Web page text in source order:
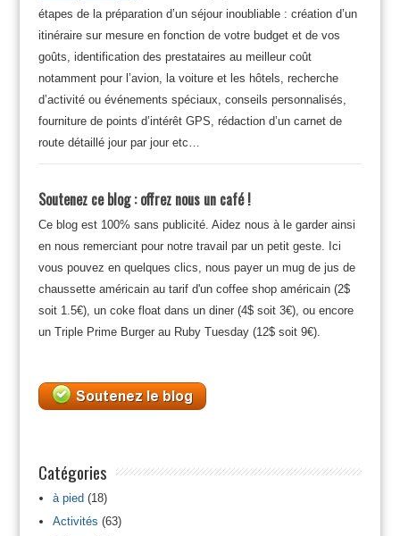
étapes de la préparation d’un séjour inoubliable : création d’un
itinéraire sur mesure en fonction de votre budget et de vos
goûts, identification des prestataires au meilleur coût
notamment pour l’avion, la voiture et les hôtels, recherche
d’activité ou événements spéciaux, conseils personnalisés,
fourniture de points d’intérêt GPS, rédaction d’un carnet de
route détaillé jour par jour etc…
Soutenez ce blog : offrez nous un café !
Ce blog est 100% sans publicité. Aidez nous à le garder ainsi
en nous remerciant pour notre travail par un petit geste. Ici
vous pouvez en quelques clics, nous payer un mug de jus de
chaussette américain au tarif d'un coffee shop américain (2$
soit 1.5€), un coke float dans un diner (4$ soit 3€), ou encore
un Triple Prime Burger au Ruby Tuesday (12$ soit 9€).
Catégories
à pied(18)
Activités (63)